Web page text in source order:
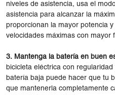
niveles de asistencia, usa el
asistencia para alcanzar la
proporcionan la mayor potencia
velocidades máximas con mayor
3. Mantenga la batería en buen
bicicleta eléctrica con
batería baja puede hacer que tu
que mantenerla completamente